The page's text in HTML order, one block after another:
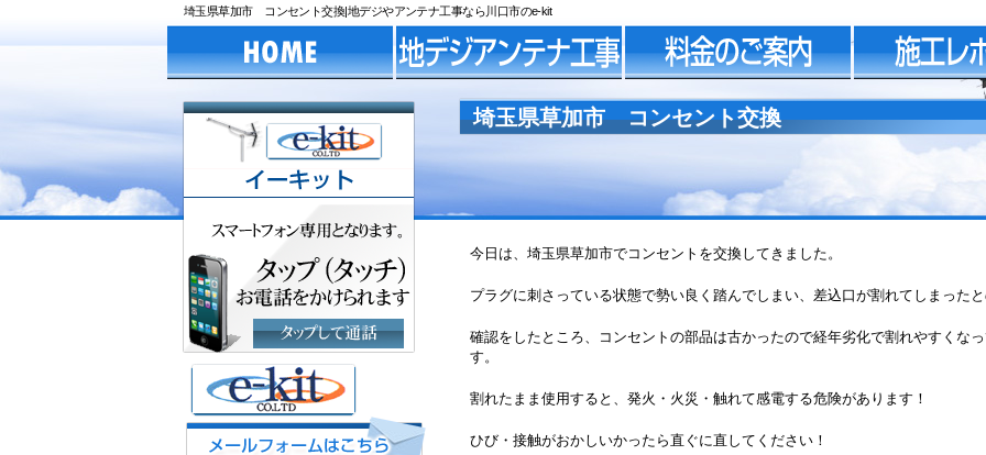
埼玉県草加市 コンセント交換|地デジやアンテナ工事なら川口市のe-kit
埼玉県草加市 コンセント交換
今日は、埼玉県草加市でコンセントを交換してきました。
プラグに刺さっている状態で勢い良く踏んでしまい、差込口が割れてしまったと
確認をしたところ、コンセントの部品は古かったので経年劣化で割れやすくな
す。
割れたまま使用すると、発火・火災・触れて感電する危険があります！
ひび・接触がおかしいかったら直ぐに直してください！